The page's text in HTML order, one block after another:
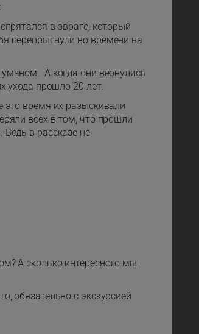
в овраге, который
перепрыгнули во времени на
А когда они вернулись
ухода прошло 20 лет.
это время их разыскивали
всех в том, что прошли
в рассказе не
А сколько интересного мы
обязательно с экскурсией